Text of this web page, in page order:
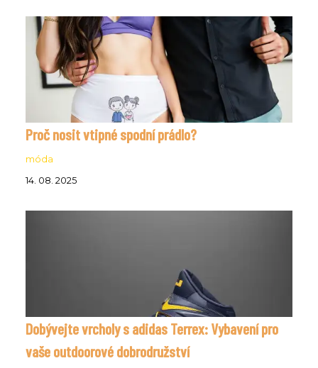
Proč nosit vtipné spodní prádlo?
móda
14. 08. 2025
Dobývejte vrcholy s adidas Terrex: Vybavení pro
vaše outdoorové dobrodružství